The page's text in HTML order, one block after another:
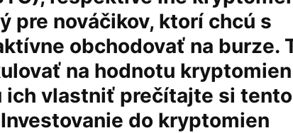
pre nováčikov, ktorí chcú s
obchodovať na burze.
na hodnotu
ich vlastniť prečítajte si
Investovanie do kryptomien